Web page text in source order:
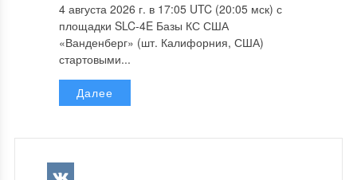
4 августа 2026 г. в 17:05 UTC (20:05 мск) с
площадки SLC-4E Базы КС США
«Ванденберг» (шт. Калифорния, США)
стартовыми...
Далее